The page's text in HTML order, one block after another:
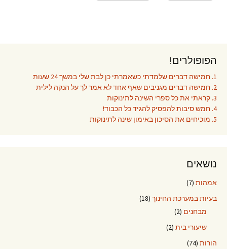
הפופולרים!
1. חמישה דברים שלמדתי כשאמרתי כן לבת שלי במשך 24 שעות
2. חמישה דברים מגניבים שאף אחד לא אמר לך על הנקה לילית
3. קראתי את כל ספרי השינה לתינוקות
4. חמש סיבות להפסיק להגיד כל הכבוד!
5. מוכיחים את הסיכון באימון שינה לתינוקות
נושאים
אמהות (7)
בעיות במערכת החינוך (18)
מבחנים (2)
שיעורי בית (2)
הורות (74)